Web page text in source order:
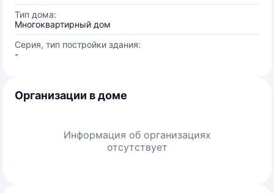
Тип дома:
Многоквартирный дом
Серия, тип постройки здания:
-
Организации в доме
Информация об организациях
отсутствует